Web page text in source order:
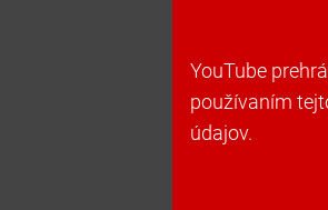
YouTube
používaním
údajov.